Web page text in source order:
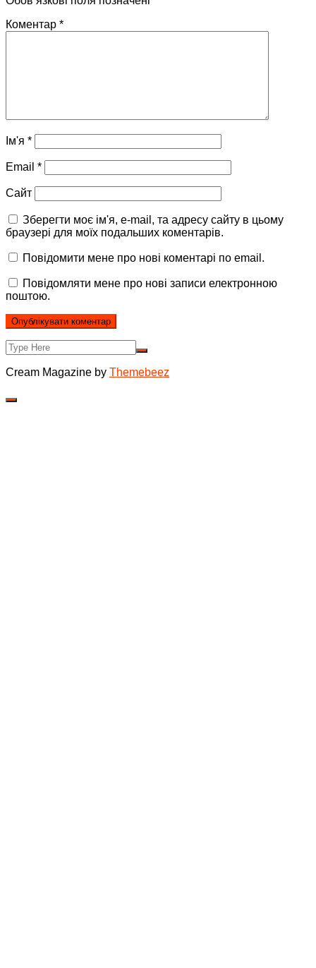
Коментар *
Ім'я *
Email *
Сайт
Зберегти моє ім'я, e-mail, та адресу сайту в цьому
браузері для моїх подальших коментарів.
Повідомити мене про нові коментарі по email.
Повідомляти мене про нові записи електронною
поштою.
Cream Magazine by Themebeez